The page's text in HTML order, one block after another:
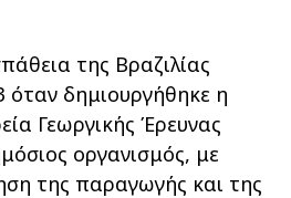
της Βραζιλίας
όταν δημιουργήθηκε η
Γεωργικής Έρευνας
οργανισμός, με
της παραγωγής και της